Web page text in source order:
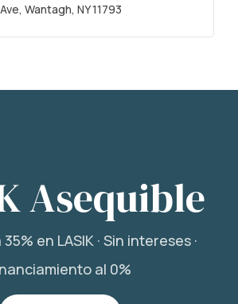
Wantagh, NY 11793
Asequible
en LASIK · Sin intereses ·
al 0%